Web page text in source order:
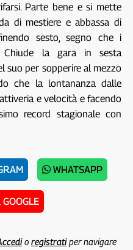
Parte bene e si mette
di mestiere e abbassa di
sesto, segno che i
Chiude la gara in sesta
suo per sopperire al mezzo
che la lontananza dalle
e velocità e facendo
record stagionale con
WHATSAPP
o registratiper navigare